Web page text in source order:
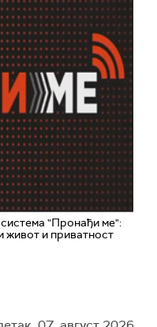
"Пронађи ме":
живот и приватност